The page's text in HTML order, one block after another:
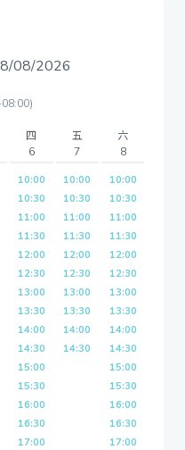
08/2026
四
6
10:00
10:30
11:00
11:30
12:00
12:30
13:00
13:30
14:00
14:30
15:00
15:30
16:00
16:30
17:00
五
7
10:00
10:30
11:00
11:30
12:00
12:30
13:00
13:30
14:00
14:30
六
8
10:00
10:30
11:00
11:30
12:00
12:30
13:00
13:30
14:00
14:30
15:00
15:30
16:00
16:30
17:00